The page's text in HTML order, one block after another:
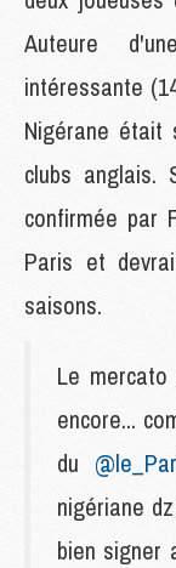
Auteure
intéressante
Nigérane
clubs anglais.
confirmée par
Paris et
saisons.
Le
encore...
du
nigériane
bien signer